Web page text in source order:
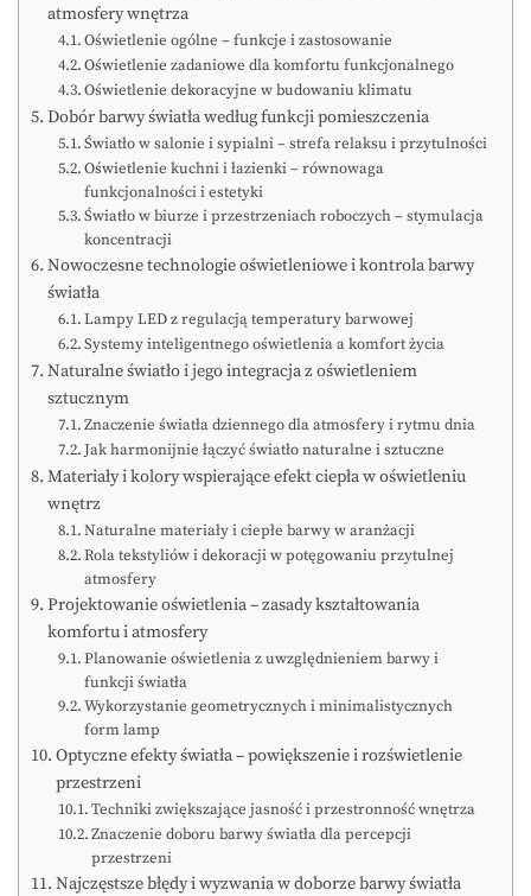
atmosfery wnętrza
Oświetlenie ogólne – funkcje i zastosowanie
Oświetlenie zadaniowe dla komfortu funkcjonalnego
Oświetlenie dekoracyjne w budowaniu klimatu
Dobór barwy światła według funkcji pomieszczenia
Światło w salonie i sypialni – strefa relaksu i przytulności
Oświetlenie kuchni i łazienki – równowaga
funkcjonalności i estetyki
Światło w biurze i przestrzeniach roboczych – stymulacja
koncentracji
Nowoczesne technologie oświetleniowe i kontrola barwy
światła
Lampy LED z regulacją temperatury barwowej
Systemy inteligentnego oświetlenia a komfort życia
Naturalne światło i jego integracja z oświetleniem
sztucznym
Znaczenie światła dziennego dla atmosfery i rytmu dnia
Jak harmonijnie łączyć światło naturalne i sztuczne
Materiały i kolory wspierające efekt ciepła w oświetleniu
wnętrz
Naturalne materiały i ciepłe barwy w aranżacji
Rola tekstyliów i dekoracji w potęgowaniu przytulnej
atmosfery
Projektowanie oświetlenia – zasady kształtowania
komfortu i atmosfery
Planowanie oświetlenia z uwzględnieniem barwy i
funkcji światła
Wykorzystanie geometrycznych i minimalistycznych
form lamp
Optyczne efekty światła – powiększenie i rozświetlenie
przestrzeni
Techniki zwiększające jasność i przestronność wnętrza
Znaczenie doboru barwy światła dla percepcji
przestrzeni
Najczęstsze błędy i wyzwania w doborze barwy światła